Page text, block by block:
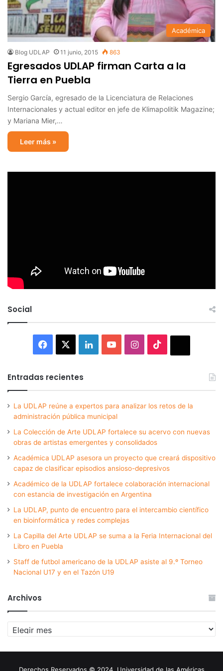
Académica
Blog UDLAP 11 junio, 2015 863
Egresados UDLAP firman Carta a la
Tierra en Puebla
Sergio García, egresado de la Licenciatura de Relaciones
Internacionales y actual editor en jefe de Klimapolitik Magazine;
y Mariana Mier,…
Leer más »
Social
Facebook LinkedInYouTubeInstagram
Entradas recientes
La UDLAP reúne a expertos para analizar los retos de la
administración pública municipal
La Colección de Arte UDLAP fortalece su acervo con nuevas
obras de artistas emergentes y consolidados
Académica UDLAP asesora un proyecto que creará dispositivo
capaz de clasificar episodios ansioso-depresivos
Académico de la UDLAP fortalece colaboración internacional
con estancia de investigación en Argentina
La UDLAP, punto de encuentro para el intercambio científico
en bioinformática y redes complejas
La Capilla del Arte UDLAP se suma a la Feria Internacional del
Libro en Puebla
Staff de futbol americano de la UDLAP asiste al 9.º Torneo
Nacional U17 y en el Tazón U19
Archivos
Archivos